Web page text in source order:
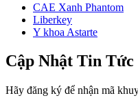
CAE Xanh Phantom
Liberkey
Y khoa Astarte
Cập Nhật Tin Tức
Hãy đăng ký để nhận mã